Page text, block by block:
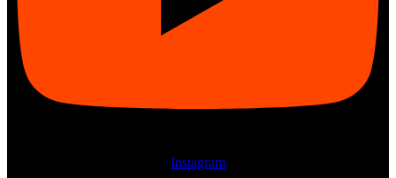
Instagram